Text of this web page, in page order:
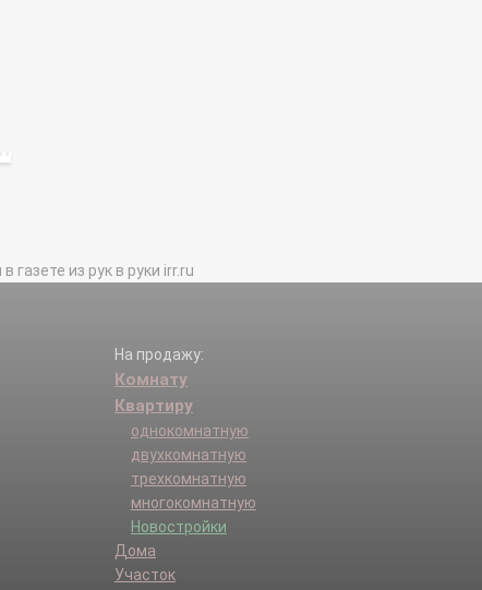
из рук в руки irr.ru
На продажу:
Комнату
Квартиру
однокомнатную
двухкомнатную
трехкомнатную
многокомнатную
Новостройки
Дома
Участок